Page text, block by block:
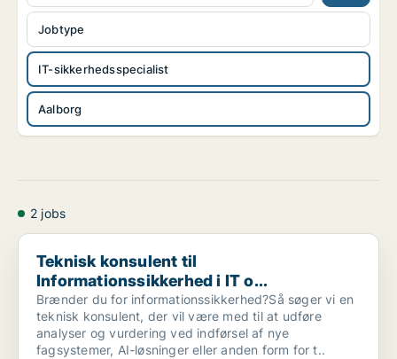
IT-sikkerhedsspecialist
Aalborg
Jobtype
2 jobs
Teknisk konsulent til Informationssikkerhed i IT o...
Teknisk konsulent til
Informationssikkerhed i IT o...
Brænder du for informationssikkerhed?Så søger vi en
teknisk konsulent, der vil være med til at udføre
analyser og vurdering ved indførsel af nye
fagsystemer, AI-løsninger eller anden form for t..